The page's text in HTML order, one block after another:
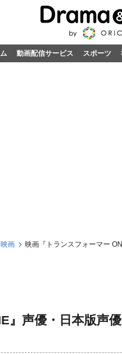
動画配信サービス スポーツ
映画 映画『トランスフォーマー
』声優・日本版声